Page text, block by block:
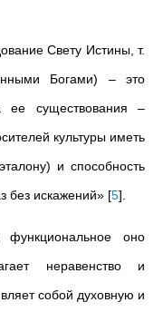
Свету Истины, т.
Богами) – это
ее существования –
культуры иметь
и способность
без искажений» [5]
оно
неравенство и
собой духовную и